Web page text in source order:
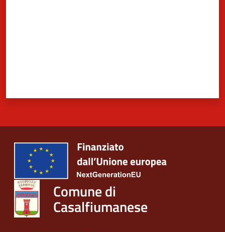
Comune di
Casalfiumanese